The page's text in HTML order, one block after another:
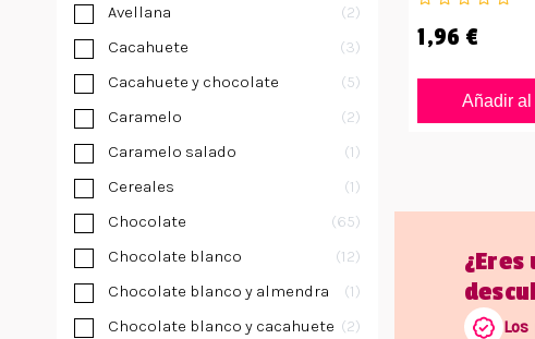
Avellana
2
Cacahuete
3
Cacahuete y chocolate
5
Caramelo
2
Caramelo salado
1
Cereales
1
Chocolate
65
Chocolate blanco
12
Chocolate blanco y almendra
1
Chocolate blanco y cacahuete
2
1,96 €
Añadir al